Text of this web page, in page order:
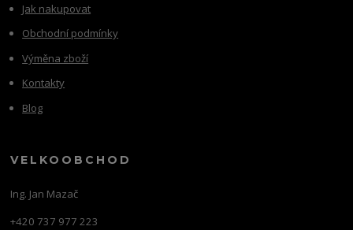
Jak nakupovat
Obchodní podmínky
Výměna zboží
Kontakty
Blog
VELKOOBCHOD
Ing. Jan Mazač
+420 737 977 223